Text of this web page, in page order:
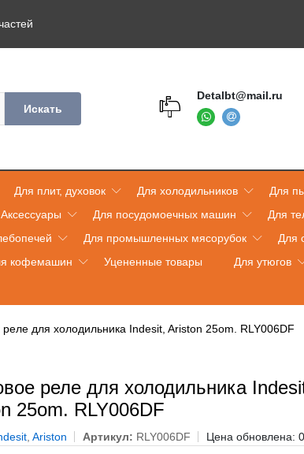
Искать
Detalbt@mail.ru
Для плит, духовок Для холодильников Для
Аксессуары Для посудомоечных машин Для
Для промышленных мясорубок Для
кофемашин Уцененные товары Для утюгов
реле для холодильника Indesit, Ariston 25om. RLY006DF
реле для холодильника
25om. RLY006DF
, Ariston Артикул: RLY006DF Цена обновлена: